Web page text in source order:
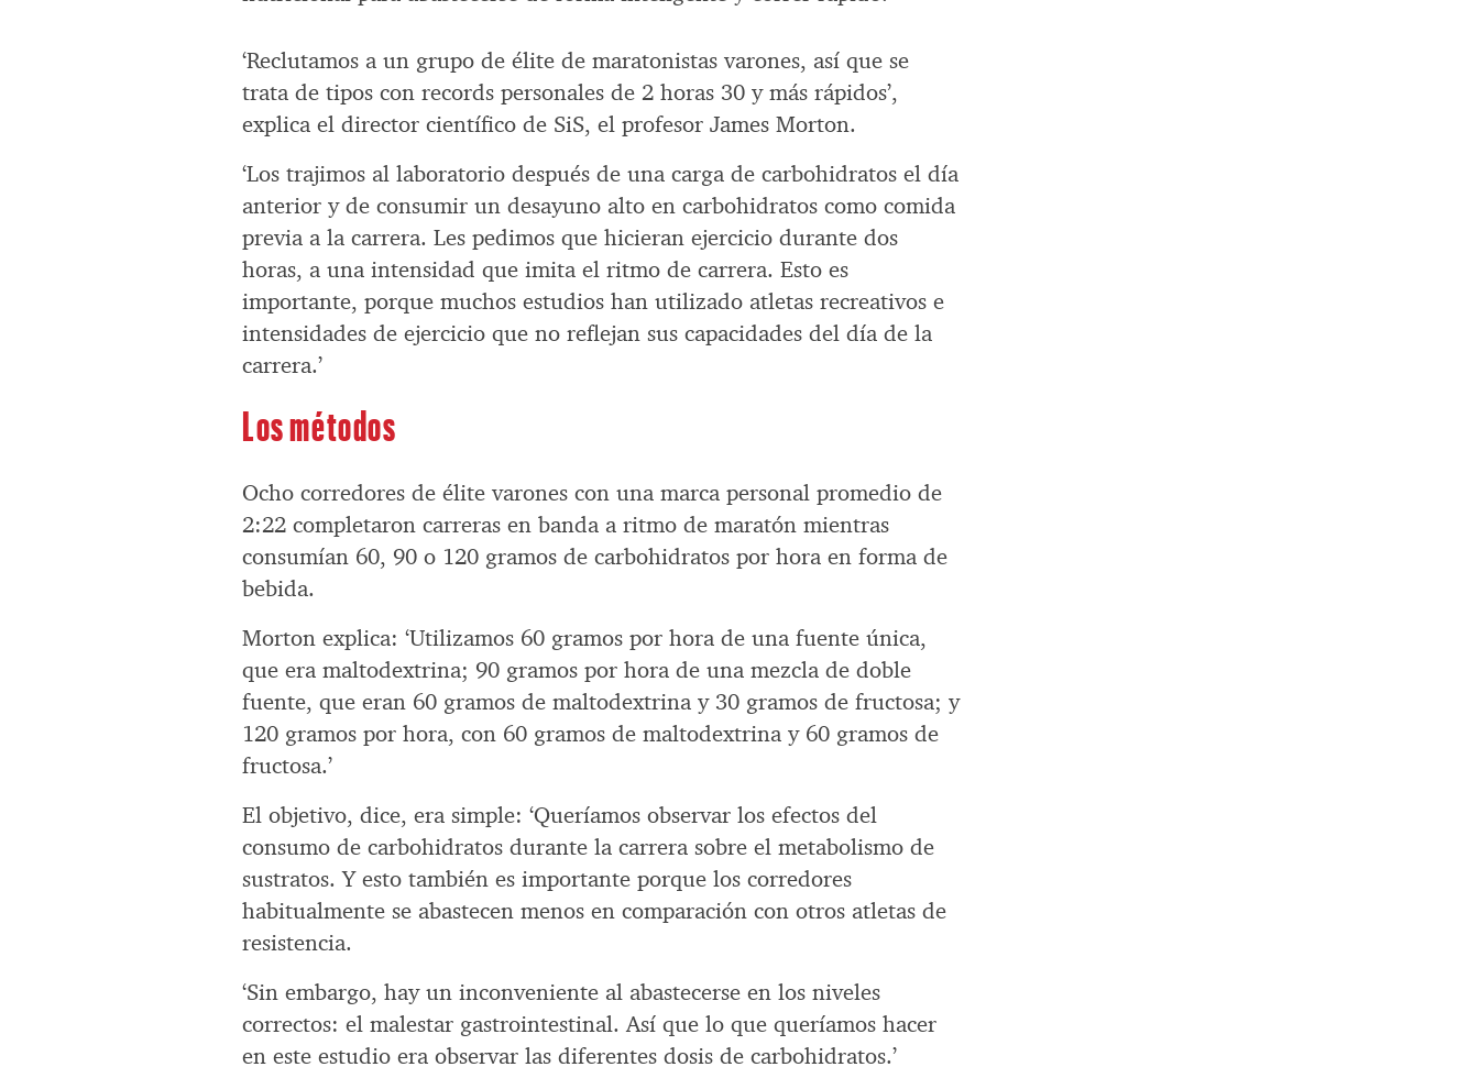
‘Reclutamos a un grupo de élite de maratonistas varones, así que se
trata de tipos con records personales de 2 horas 30 y más rápidos’,
explica el director científico de SiS, el profesor James Morton.
‘Los trajimos al laboratorio después de una carga de carbohidratos el día
anterior y de consumir un desayuno alto en carbohidratos como comida
previa a la carrera. Les pedimos que hicieran ejercicio durante dos
horas, a una intensidad que imita el ritmo de carrera. Esto es
importante, porque muchos estudios han utilizado atletas recreativos e
intensidades de ejercicio que no reflejan sus capacidades del día de la
carrera.’
Los métodos
Ocho corredores de élite varones con una marca personal promedio de
2:22 completaron carreras en banda a ritmo de maratón mientras
consumían 60, 90 o 120 gramos de carbohidratos por hora en forma de
bebida.
Morton explica: ‘Utilizamos 60 gramos por hora de una fuente única,
que era maltodextrina; 90 gramos por hora de una mezcla de doble
fuente, que eran 60 gramos de maltodextrina y 30 gramos de fructosa; y
120 gramos por hora, con 60 gramos de maltodextrina y 60 gramos de
fructosa.’
El objetivo, dice, era simple: ‘Queríamos observar los efectos del
consumo de carbohidratos durante la carrera sobre el metabolismo de
sustratos. Y esto también es importante porque los corredores
habitualmente se abastecen menos en comparación con otros atletas de
resistencia.
‘Sin embargo, hay un inconveniente al abastecerse en los niveles
correctos: el malestar gastrointestinal. Así que lo que queríamos hacer
en este estudio era observar las diferentes dosis de carbohidratos.’